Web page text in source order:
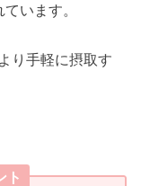
います。
り手軽に摂取す
ト